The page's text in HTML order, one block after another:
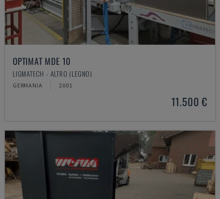
OPTIMAT MDE 10
LIGMATECH - ALTRO (LEGNO)
GERMANIA 2001
11.500 €